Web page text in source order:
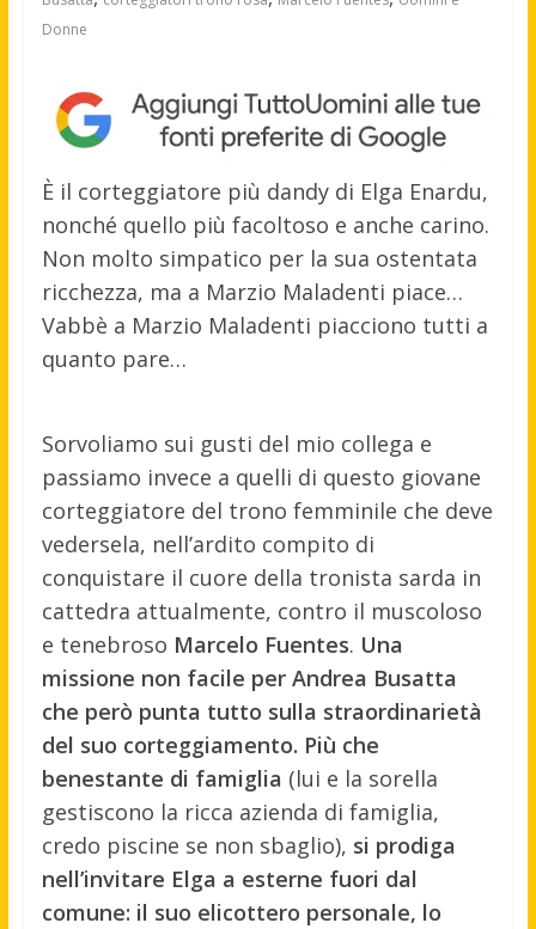
Donne
È il corteggiatore più dandy di Elga Enardu,
nonché quello più facoltoso e anche carino.
Non molto simpatico per la sua ostentata
ricchezza, ma a Marzio Maladenti piace…
Vabbè a Marzio Maladenti piacciono tutti a
quanto pare…
Sorvoliamo sui gusti del mio collega e
passiamo invece a quelli di questo giovane
corteggiatore del trono femminile che deve
vedersela, nell’ardito compito di
conquistare il cuore della tronista sarda in
cattedra attualmente, contro il muscoloso
e tenebroso Marcelo Fuentes. Una
missione non facile per Andrea Busatta
che però punta tutto sulla straordinarietà
del suo corteggiamento. Più che
benestante di famiglia (lui e la sorella
gestiscono la ricca azienda di famiglia,
credo piscine se non sbaglio), si prodiga
nell’invitare Elga a esterne fuori dal
comune: il suo elicottero personale, lo